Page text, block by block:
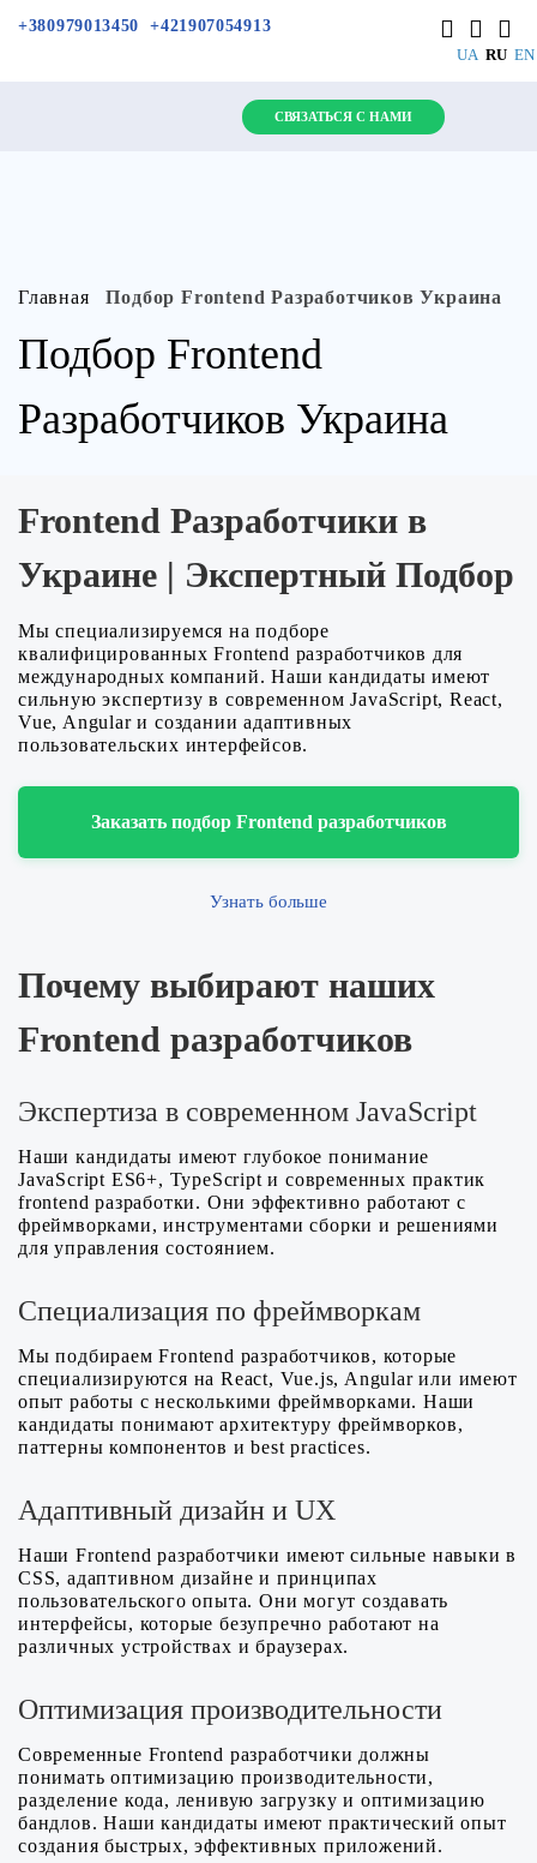
+380979013450
+421907054913
UA RU EN
СВЯЗАТЬСЯ С НАМИ
Главная Подбор Frontend Разработчиков Украина
Подбор Frontend
Разработчиков Украина
Frontend Разработчики в
Украине | Экспертный Подбор
Мы специализируемся на подборе
квалифицированных Frontend разработчиков для
международных компаний. Наши кандидаты имеют
сильную экспертизу в современном JavaScript, React,
Vue, Angular и создании адаптивных
пользовательских интерфейсов.
Заказать подбор Frontend разработчиков
Узнать больше
Почему выбирают наших
Frontend разработчиков
Экспертиза в современном JavaScript
Наши кандидаты имеют глубокое понимание
JavaScript ES6+, TypeScript и современных практик
frontend разработки. Они эффективно работают с
фреймворками, инструментами сборки и решениями
для управления состоянием.
Специализация по фреймворкам
Мы подбираем Frontend разработчиков, которые
специализируются на React, Vue.js, Angular или имеют
опыт работы с несколькими фреймворками. Наши
кандидаты понимают архитектуру фреймворков,
паттерны компонентов и best practices.
Адаптивный дизайн и UX
Наши Frontend разработчики имеют сильные навыки в
CSS, адаптивном дизайне и принципах
пользовательского опыта. Они могут создавать
интерфейсы, которые безупречно работают на
различных устройствах и браузерах.
Оптимизация производительности
Современные Frontend разработчики должны
понимать оптимизацию производительности,
разделение кода, ленивую загрузку и оптимизацию
бандлов. Наши кандидаты имеют практический опыт
создания быстрых, эффективных приложений.